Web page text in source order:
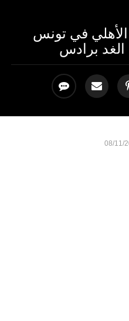
في تونس
برادس
08/11/